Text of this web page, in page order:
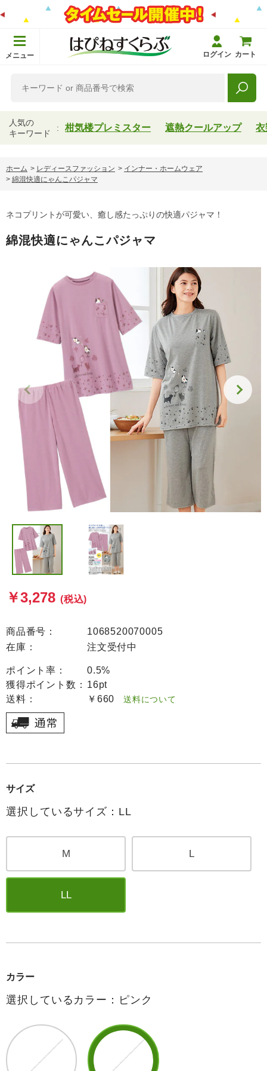
メニュー ログイン カート
人気の
キーワード
柑気楼プレミスター 遮熱クールアップ 衣
ホーム > レディースファッション > インナー・ホームウェア
> 綿混快適にゃんこパジャマ
ネコプリントが可愛い、癒し感たっぷりの快適パジャマ！
綿混快適にゃんこパジャマ
￥3,278 (税込)
商品番号：
1068520070005
在庫：
注文受付中
ポイント率：
0.5%
獲得ポイント数： 16pt
送料：
￥660 送料について
サイズ
選択しているサイズ：LL
M L
LL
カラー
選択しているカラー：ピンク